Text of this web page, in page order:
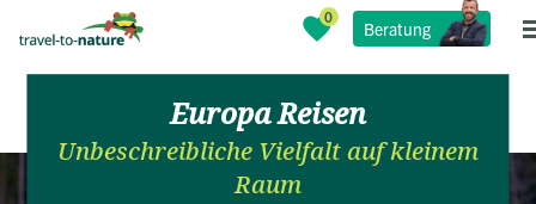
Beratung
Europa Reisen
Unbeschreibliche Vielfalt auf kleinem
Raum